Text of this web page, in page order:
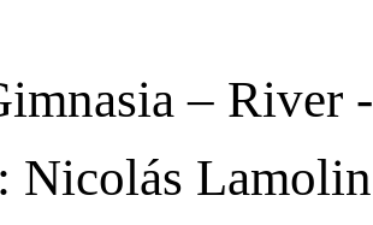
– River
Nicolás